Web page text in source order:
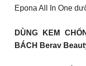
Epona All In One
DÙNG KEM
BÁCH Berav